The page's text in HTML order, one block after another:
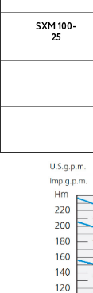
SXM 100-
25